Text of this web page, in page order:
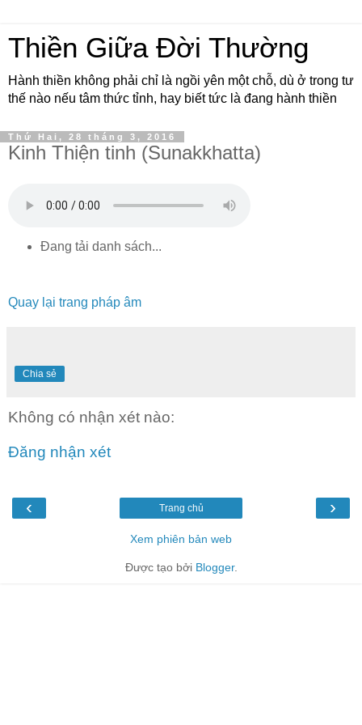
Thiền Giữa Đời Thường
Hành thiền không phải chỉ là ngồi yên một chỗ, dù ở trong tư
thế nào nếu tâm thức tỉnh, hay biết tức là đang hành thiền
Thứ Hai, 28 tháng 3, 2016
Kinh Thiện tinh (Sunakkhatta)
Đang tải danh sách...
Quay lại trang pháp âm
Chia sẻ
Không có nhận xét nào:
Đăng nhận xét
‹ ›
Trang chủ
Xem phiên bản web
Được tạo bởi Blogger.